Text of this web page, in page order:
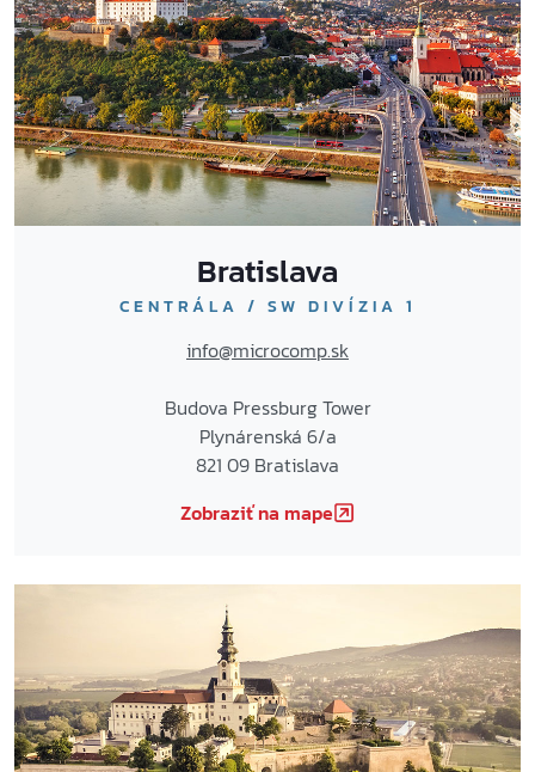
Bratislava
CENTRÁLA / SW DIVÍZIA 1
info@microcomp.sk
Budova Pressburg Tower
Plynárenská 6/a
821 09 Bratislava
Zobraziť na mape